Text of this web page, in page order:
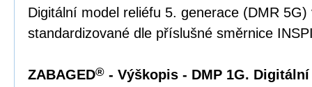
Digitální model reliéfu 5. generace (DMR 5G)
standardizované dle příslušné směrnice
ZABAGED® - Výškopis - DMP 1G.